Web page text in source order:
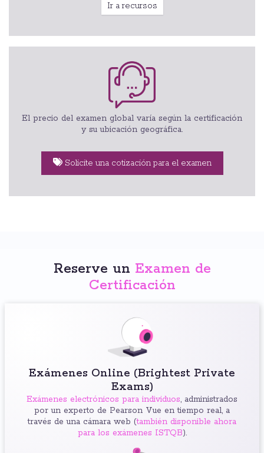
Ir a recursos
El precio del examen global varía según la certificación
y su ubicación geográfica.
Solicite una cotización para el examen
Reserve un Examen de
Certificación
Exámenes Online (Brightest Private
Exams)
Exámenes electrónicos para individuos, administrados
por un experto de Pearson Vue en tiempo real, a
través de una cámara web (también disponible ahora
para los exámenes ISTQB).